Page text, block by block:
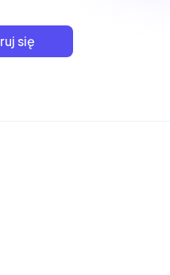
się